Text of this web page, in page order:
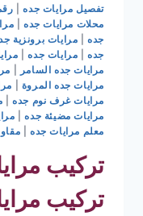
تفصيل مرايات جده|
محلات مرايات جده|
جده| مرايات برونزية
جده| مرايات جده|
مرايات جده السامر
مرايات جده المروة
مرايات غرف نوم جده|
مرايات مضيئة جده|
معلم مرايات جده|
تركيب
تركيب